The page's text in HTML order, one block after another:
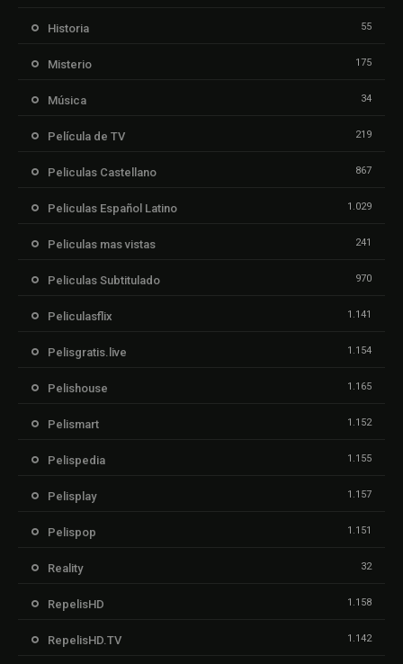
Historia 55
Misterio 175
Música 34
Película de TV 219
Peliculas Castellano 867
Peliculas Español Latino 1.029
Peliculas mas vistas 241
Peliculas Subtitulado 970
Peliculasflix 1.141
Pelisgratis.live 1.154
Pelishouse 1.165
Pelismart 1.152
Pelispedia 1.155
Pelisplay 1.157
Pelispop 1.151
Reality 32
RepelisHD 1.158
RepelisHD.TV 1.142